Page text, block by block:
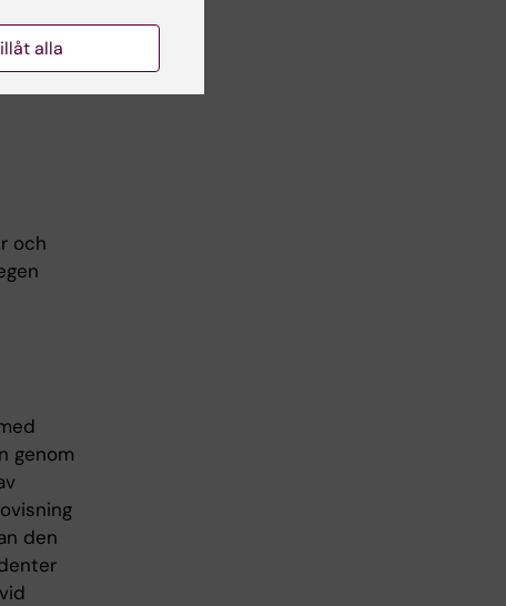
och
genom
den
alla